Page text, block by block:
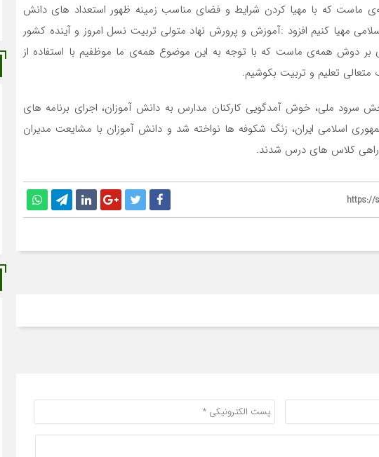
ماست که با مهیا کردن شرایط و فضای مناسب زمینه ظهور استعداد های دانش
اسلامی مهیا کنیم افزود :آموزش و پرورش نهاد متولی تربیت نسل امروز و آینده کشور
دوش همه‌ی ماست که با توجه به این موضوع همه‌ی ما موظفیم با استفاده از
تعلیم و تربیت بکوشیم.
سرود ملی، خوش آمدگویی کارکنان مدارس به دانش آموزان، اجرای برنامه های
اسلامی ایران، زنگ شکوفه ها نواخته شد و دانش آموزان با مشایعت مدیران
راهی کلاس های درس شدند.
https://